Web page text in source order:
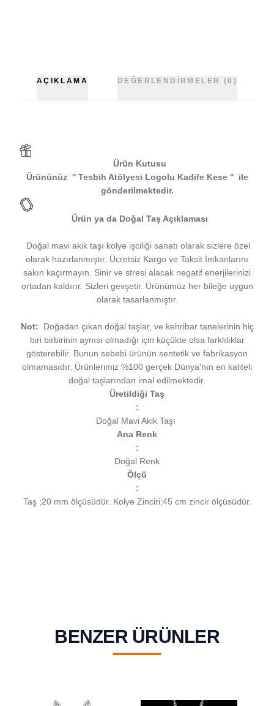
AÇIKLAMA DEĞERLENDIRMELER (0)
Ürün Kutusu
Ürününüz '' Tesbih Atölyesi Logolu Kadife Kese '' ile
gönderilmektedir.
Ürün ya da Doğal Taş Açıklaması
Doğal mavi akik taşı kolye işciliği sanatı olarak sizlere özel
olarak hazırlanmıştır. Ücretsiz Kargo ve Taksit İmkanlarını
sakın kaçırmayın. Sinir ve stresi alacak negatif enerjilerinizi
ortadan kaldırır. Sizleri gevşetir. Ürünümüz her bileğe uygun
olarak tasarlanmıştır.
Not:
Doğadan çıkan doğal taşlar, ve kehribar tanelerinin hiç
biri birbirinin aynısı olmadığı için küçükte olsa farklılıklar
gösterebilir. Bunun sebebi ürünün sentetik ve fabrikasyon
olmamasıdır. Ürünlerimiz %100 gerçek Dünya'nın en kaliteli
doğal taşlarından imal edilmektedir.
Üretildiği Taş
:
Doğal Mavi Akik Taşı
Ana Renk
:
Doğal Renk
Ölçü
:
Taş ;20 mm ölçüsüdür. Kolye Zinciri;45 cm zincir ölçüsüdür.
BENZER ÜRÜNLER